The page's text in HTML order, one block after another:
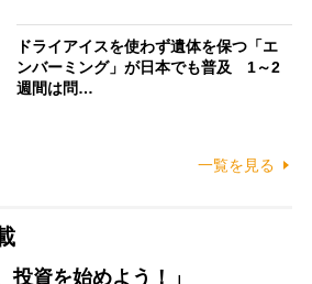
ドライアイスを使わず遺体を保つ「エ
ンバーミング」が日本でも普及 1～2
週間は問…
一覧を見る
投資を始めよう！」